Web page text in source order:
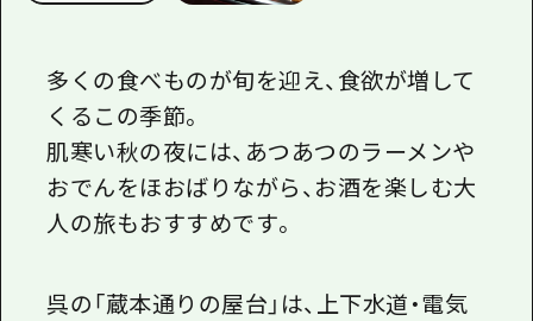
多くの食べものが旬を迎え、食欲が増して
くるこの季節。
肌寒い秋の夜には、あつあつのラーメンや
おでんをほおばりながら、お酒を楽しむ大
人の旅もおすすめです。
呉の「蔵本通りの屋台」は、上下水道・電気